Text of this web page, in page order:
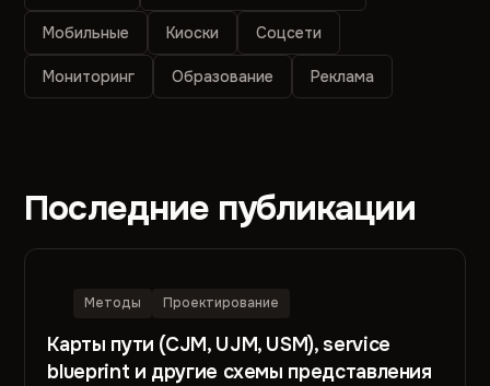
Мобильные Киоски Соцсети
Мониторинг Образование Реклама
Последние публикации
Методы Проектирование
Карты пути (CJM, UJM, USM), service
blueprint и другие схемы представления